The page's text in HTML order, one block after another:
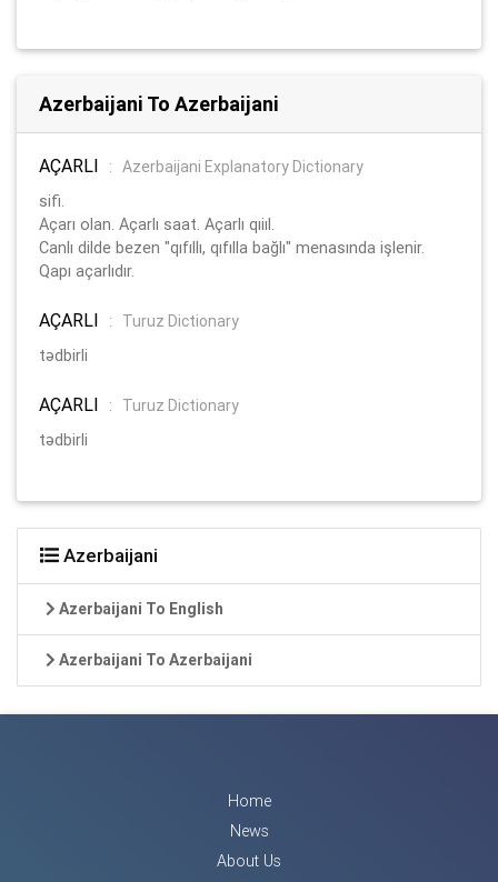
Azerbaijani To Azerbaijani
AÇARLI : Azerbaijani Explanatory Dictionary
sifi.
Açarı olan. Açarlı saat. Açarlı qıiıl.
Canlı dilde bezen "qıfıllı, qıfılla bağlı" menasında işlenir.
Qapı açarlıdır.
AÇARLI :
Turuz Dictionary
tədbirli
AÇARLI :
Turuz Dictionary
tədbirli
Azerbaijani
Azerbaijani To English
Azerbaijani To Azerbaijani
Home
News
About Us